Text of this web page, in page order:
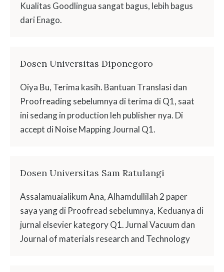
Kualitas Goodlingua sangat bagus, lebih bagus
dari Enago.
Dosen Universitas Diponegoro
Oiya Bu, Terima kasih. Bantuan Translasi dan
Proofreading sebelumnya di terima di Q1, saat
ini sedang in production leh publisher nya. Di
accept di Noise Mapping Journal Q1.
Dosen Universitas Sam Ratulangi
Assalamuaialikum Ana, Alhamdullilah 2 paper
saya yang di Proofread sebelumnya, Keduanya di
jurnal elsevier kategory Q1. Jurnal Vacuum dan
Journal of materials research and Technology